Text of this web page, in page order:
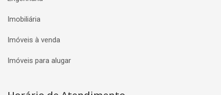
Imobiliária
Imóveis à venda
Imóveis para alugar